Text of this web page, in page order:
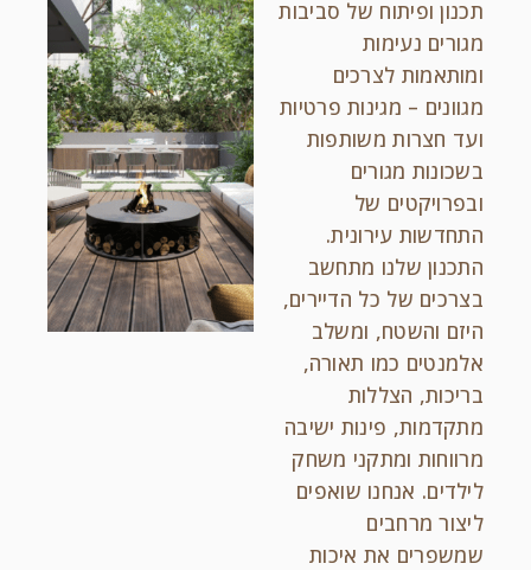
תכנון ופיתוח של סביבות
מגורים נעימות
ומותאמות לצרכים
מגוונים – מגינות פרטיות
ועד חצרות משותפות
בשכונות מגורים
ובפרויקטים של
התחדשות עירונית.
התכנון שלנו מתחשב
בצרכים של כל הדיירים,
היזם והשטח, ומשלב
אלמנטים כמו תאורה,
בריכות, הצללות
מתקדמות, פינות ישיבה
מרווחות ומתקני משחק
לילדים. אנחנו שואפים
ליצור מרחבים
שמשפרים את איכות